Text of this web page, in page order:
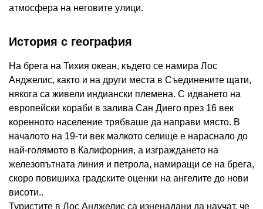
атмосфера на неговите улици.
История с география
На брега на Тихия океан, където се намира Лос
Анджелис, както и на други места в Съединените щати,
някога са живели индиански племена. С идването на
европейски кораби в залива Сан Диего през 16 век
коренното население трябваше да направи място. В
началото на 19-ти век малкото селище е нараснало до
най-голямото в Калифорния, а изграждането на
железопътната линия и петрола, намиращи се на брега,
скоро повишиха градските оценки на ангелите до нови
висоти..
Туристите в Лос Анджелис са изненадани да научат, че